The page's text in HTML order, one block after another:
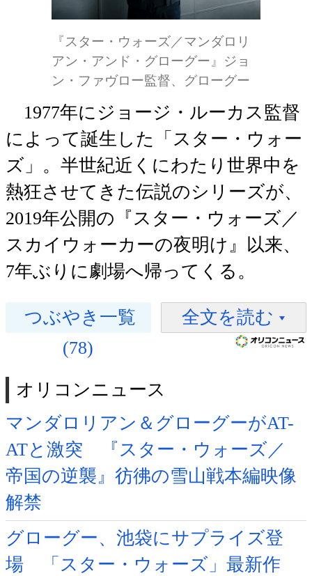
『スター・ウォーズ／マンダロリ
アン・アンド・グローグー』ジョ
ン・ファヴロー監督、グローグー
1977年にジョージ・ルーカス監督
によって誕生した「スター・ウォー
ズ」。半世紀近くにわたり世界中を
熱狂させてきた伝説のシリーズが、
2019年公開の『スター・ウォーズ／
スカイウォーカーの夜明け』以来、
7年ぶりに劇場へ帰ってくる。
つぶやき一覧
(78)
全文を読む
オリコンニュース
マンダロリアン＆グローグーがAT-
ATと激突 『スター・ウォーズ／
帝国の逆襲』彷彿の雪山戦本編映像
解禁
グローグー、池袋にサプライズ登
場 「スター・ウォーズ」最新作